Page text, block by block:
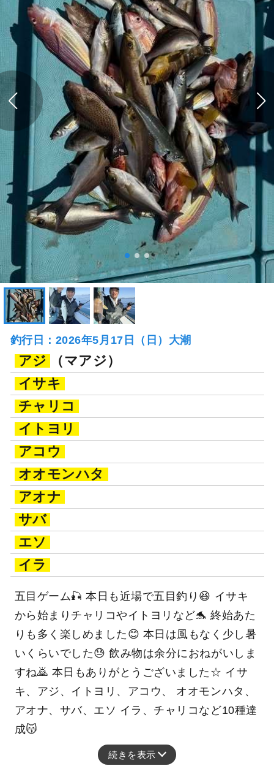
釣行日：2026年5月17日（日）大潮
アジ
（マアジ）
イサキ
チャリコ
イトヨリ
アコウ
オオモンハタ
アオナ
サバ
エソ
イラ
五目ゲーム🎣 本日も近場で五目釣り😆 イサキ
から始まりチャリコやイトヨリなど🐬 終始あた
りも多く楽しめました😊 本日は風もなく少し暑
いくらいでした😓 飲み物は余分におねがいしま
すね🙇 本日もありがとうございました☆ イサ
キ、アジ、イトヨリ、アコウ、 オオモンハタ、
アオナ、サバ、エソ イラ、チャリコなど10種達
成😽
続きを表示